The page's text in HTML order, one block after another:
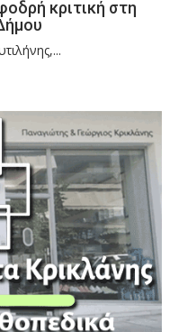
κριτική στη